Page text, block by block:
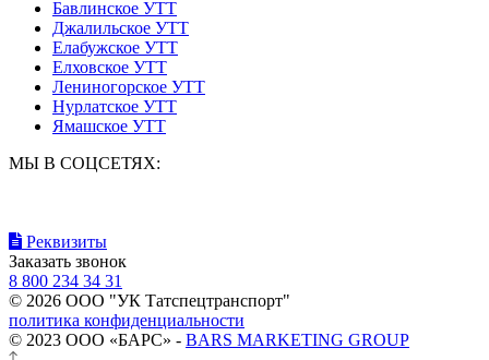
Бавлинское УТТ
Джалильское УТТ
Елабужское УТТ
Елховское УТТ
Лениногорское УТТ
Нурлатское УТТ
Ямашское УТТ
МЫ В СОЦСЕТЯХ:
Реквизиты
Заказать звонок
8 800 234 34 31
© 2026 ООО "УК Татспецтранспорт"
политика конфиденциальности
© 2023 ООО «БАРС» - BARS MARKETING GROUP